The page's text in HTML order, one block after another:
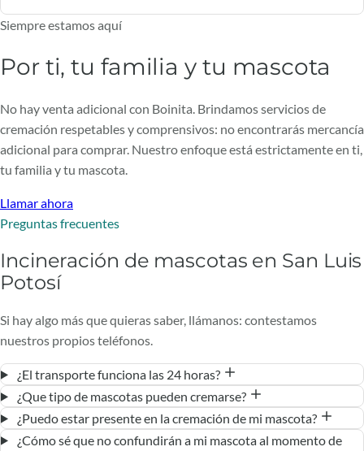
Siempre estamos aquí
Por ti, tu familia y tu mascota
No hay venta adicional con Boinita. Brindamos servicios de
cremación respetables y comprensivos: no encontrarás mercancía
adicional para comprar. Nuestro enfoque está estrictamente en ti,
tu familia y tu mascota.
Llamar ahora
Preguntas frecuentes
Incineración de mascotas en San Luis
Potosí
Si hay algo más que quieras saber, llámanos: contestamos
nuestros propios teléfonos.
¿El transporte funciona las 24 horas?
¿Que tipo de mascotas pueden cremarse?
¿Puedo estar presente en la cremación de mi mascota?
¿Cómo sé que no confundirán a mi mascota al momento de